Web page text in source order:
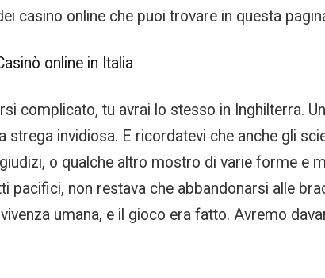
casino online che puoi trovare in questa
online in Italia
complicato, tu avrai lo stesso in Inghilterra.
invidiosa. E ricordatevi che anche gli
o qualche altro mostro di varie forme e
non restava che abbandonarsi alle
umana, e il gioco era fatto. Avremo